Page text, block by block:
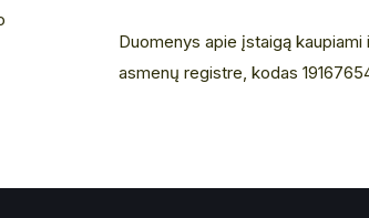
Duomenys apie įstaigą kaupiami
asmenų registre, kodas